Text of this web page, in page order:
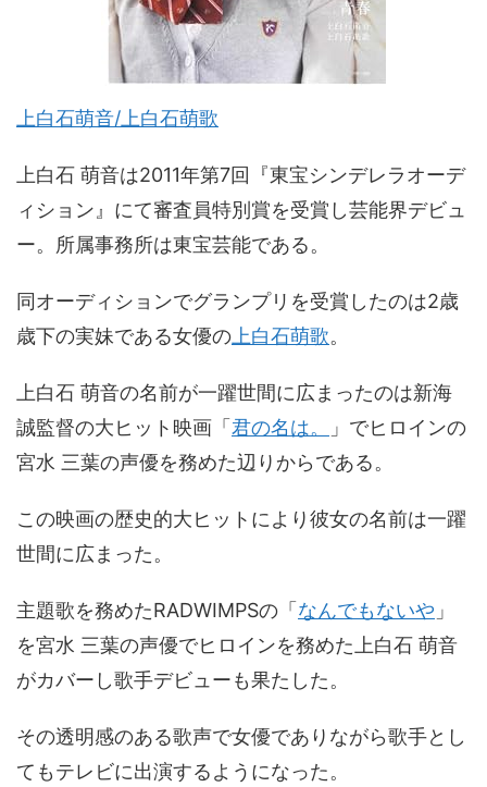
上白石萌音/上白石萌歌
上白石 萌音は2011年第7回『東宝シンデレラオーデ
ィション』にて審査員特別賞を受賞し芸能界デビュ
ー。所属事務所は東宝芸能である。
同オーディションでグランプリを受賞したのは2歳
歳下の実妹である女優の上白石萌歌。
上白石 萌音の名前が一躍世間に広まったのは新海
誠監督の大ヒット映画「 君の名は。
」でヒロインの
宮水 三葉の声優を務めた辺りからである。
この映画の歴史的大ヒットにより彼女の名前は一躍
世間に広まった。
主題歌を務めたRADWIMPSの「 なんでもないや 」
を宮水 三葉の声優でヒロインを務めた上白石 萌音
がカバーし歌手デビューも果たした。
その透明感のある歌声で女優でありながら歌手とし
てもテレビに出演するようになった。